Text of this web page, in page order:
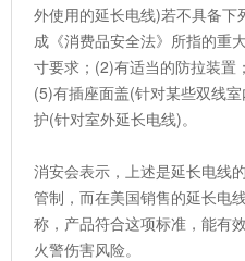
外使用的延长电线)若不具备下
成《消费品安全法》所指的重
寸要求；(2)有适当的防拉装置
(5)有插座面盖(针对某些双线
护(针对室外延长电线)。
消安会表示，上述是延长电线
管制，而在美国销售的延长电
称，产品符合这项标准，能有
火警伤害风险。